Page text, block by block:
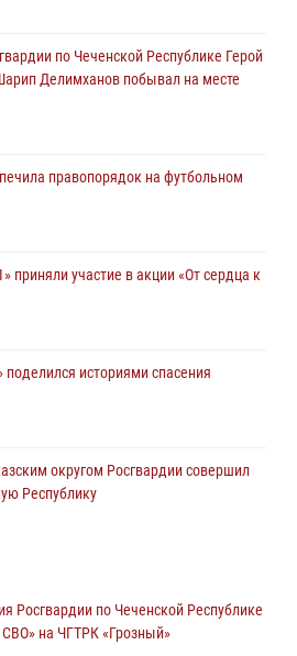
по Чеченской Республике Герой
Делимханов побывал на месте
правопорядок на футбольном
участие в акции «От сердца к
историями спасения
округом Росгвардии совершил
Республику
Росгвардии по Чеченской Республике
Росгвардии по Чеченской Республике
СВО» на ЧГТРК «Грозный»